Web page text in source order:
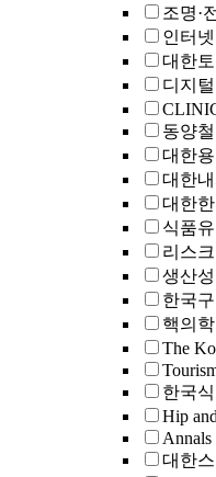
조명·
인터
대한
디지
동양
대한
대한
대한
식품
리스
생산
한국
핵의
The
한국
Hip
Annals
대한